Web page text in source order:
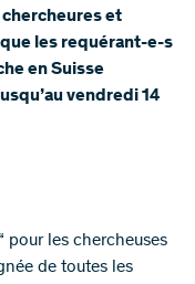
et
les requérant-e-s
en Suisse
vendredi 14
pour les chercheuses
de toutes les